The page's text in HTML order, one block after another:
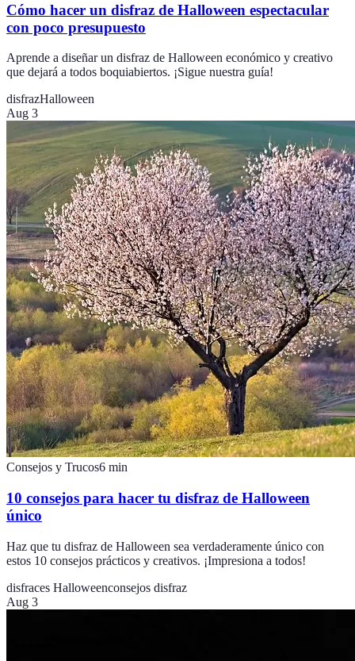
Cómo hacer un disfraz de Halloween espectacular
con poco presupuesto
Aprende a diseñar un disfraz de Halloween económico y creativo
que dejará a todos boquiabiertos. ¡Sigue nuestra guía!
disfrazHalloween
Aug 3
Consejos y Trucos6 min
10 consejos para hacer tu disfraz de Halloween
único
Haz que tu disfraz de Halloween sea verdaderamente único con
estos 10 consejos prácticos y creativos. ¡Impresiona a todos!
disfraces Halloweenconsejos disfraz
Aug 3